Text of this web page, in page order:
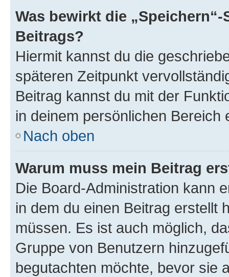
Was bewirkt die
Beitrags?
Hiermit kannst du die
späteren Zeitpunkt
Beitrag kannst du mit der
in deinem persönlichen Bereich
Nach oben
Warum muss mein Beitrag
Die Board-Administration kann
in dem du einen Beitrag erstellt
müssen. Es ist auch möglich,
Gruppe von Benutzern
begutachten möchte, bevor sie